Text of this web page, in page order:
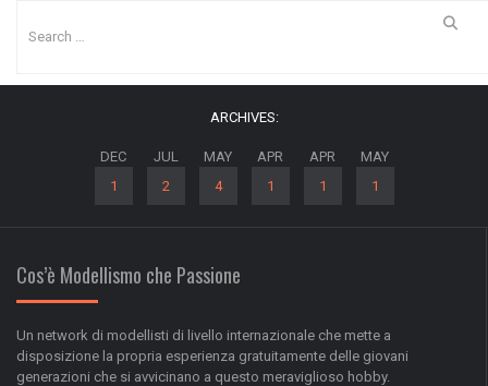
for:
ARCHIVES:
DEC
1
JUL
2
MAY
4
APR
1
APR
1
MAY
1
Cos’è Modellismo che Passione
Un network di modellisti di livello internazionale che mette a
disposizione la propria esperienza gratuitamente delle giovani
generazioni che si avvicinano a questo meraviglioso hobby.